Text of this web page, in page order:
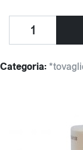
Categoria: